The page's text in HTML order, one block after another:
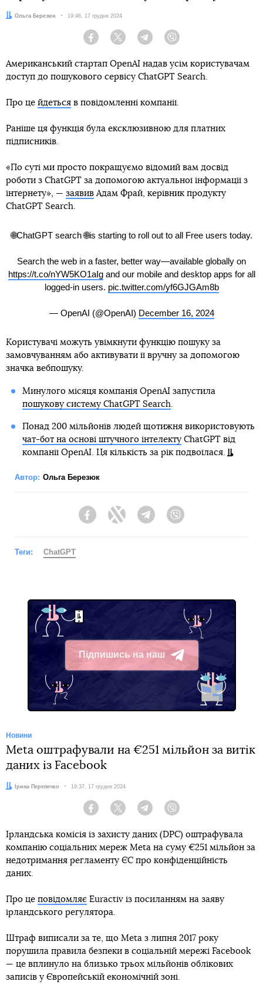
Автор:
Ольга Березюк Дата:
19:46, 17 грудня 2024
Facebook Twitter Telegram
Американський стартап OpenAI надав усім користувачам
доступ до пошукового сервісу ChatGPT Search.
Про це йдеться в повідомленні компанії.
Раніше ця функція була ексклюзивною для платних
підписників.
«По суті ми просто покращуємо відомий вам досвід
роботи з ChatGPT за допомогою актуальної інформації з
інтернету», — заявив Адам Фрай, керівник продукту
ChatGPT Search.
🌐ChatGPT search 🌐is starting to roll out to all Free users today.
Search the web in a faster, better way—available globally on
https://t.co/nYW5KO1aIgand our mobile and desktop apps for all
logged-in users. pic.twitter.com/yf6GJGAm8b
— OpenAI (@OpenAI) December 16, 2024
Користувачі можуть увімкнути функцію пошуку за
замовчуванням або активувати її вручну за допомогою
значка вебпошуку.
Минулого місяця компанія OpenAI запустила
пошукову систему ChatGPT Search
Понад 200 мільйонів людей щотижня використовують
чат-бот на основі штучного інтелектуChatGPT від
компанії OpenAI. Ця кількість за рік подвоїлася.
Автор: Ольга Березюк
FacebookTwitter Telegram
Теги: ChatGPT
Підпишись на наш
Telegram
Новини
Meta оштрафували на €251 мільйон за витік
даних із Facebook
Автор:Ірина Перепечко Дата:
19:37, 17 грудня 2024
Facebook Twitter Telegram
Ірландська комісія із захисту даних (DPC) оштрафувала
компанію соціальних мереж Meta на суму €251 мільйон за
недотримання регламенту ЄС про конфіденційність
даних.
Про це повідомляє Euractiv із посиланням на заяву
ірландського регулятора.
Штраф виписали за те, що Meta з липня 2017 року
порушила правила безпеки в соціальній мережі Facebook
— це вплинуло на близько трьох мільйонів облікових
записів у Європейській економічній зоні.